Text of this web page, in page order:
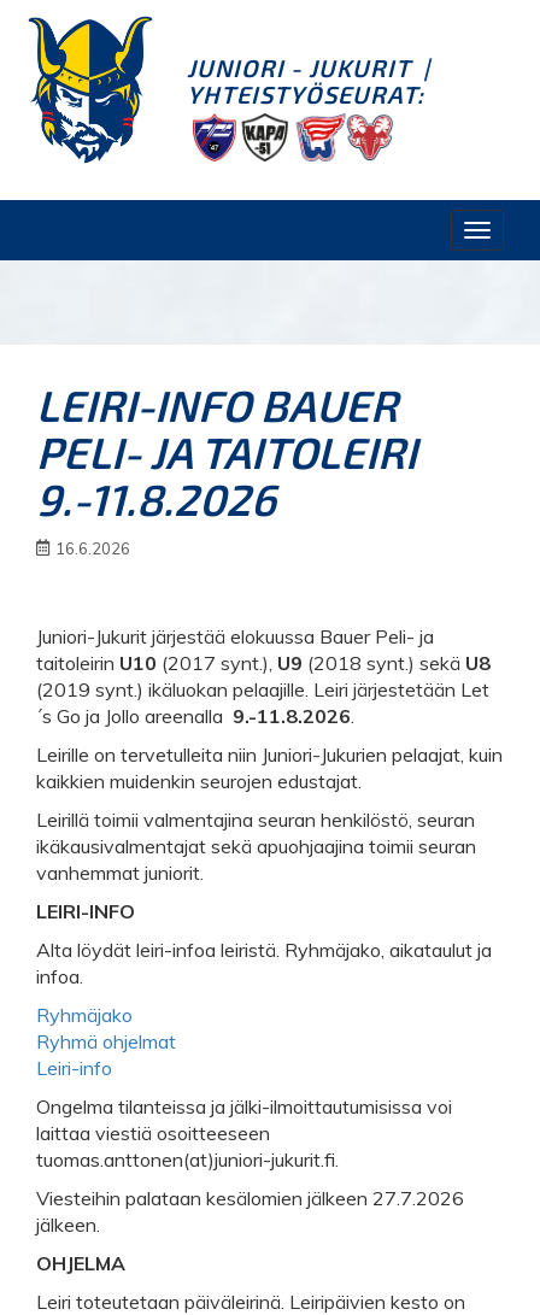
JUNIORI - JUKURIT |
YHTEISTYÖSEURAT:
Toggle
LEIRI-INFO BAUER
PELI- JA TAITOLEIRI
9.-11.8.2026
16.6.2026
Juniori-Jukurit järjestää elokuussa Bauer Peli- ja
taitoleirin U10 (2017 synt.), U9 (2018 synt.) sekä U8
(2019 synt.) ikäluokan pelaajille. Leiri järjestetään Let
´s Go ja Jollo areenalla 9.-11.8.2026.
Leirille on tervetulleita niin Juniori-Jukurien pelaajat, kuin
kaikkien muidenkin seurojen edustajat.
Leirillä toimii valmentajina seuran henkilöstö, seuran
ikäkausivalmentajat sekä apuohjaajina toimii seuran
vanhemmat juniorit.
LEIRI-INFO
Alta löydät leiri-infoa leiristä. Ryhmäjako, aikataulut ja
infoa.
Ryhmäjako
Ryhmä ohjelmat
Leiri-info
Ongelma tilanteissa ja jälki-ilmoittautumisissa voi
laittaa viestiä osoitteeseen
tuomas.anttonen(at)juniori-jukurit.fi.
Viesteihin palataan kesälomien jälkeen 27.7.2026
jälkeen.
OHJELMA
Leiri toteutetaan päiväleirinä. Leiripäivien kesto on